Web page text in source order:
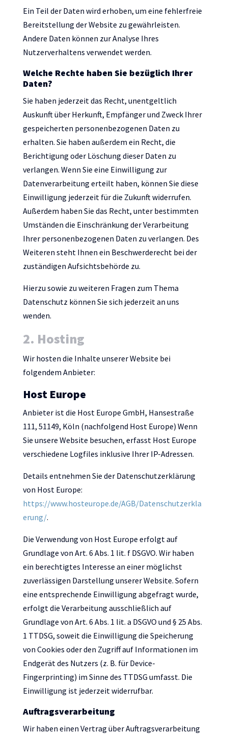
Ein Teil der Daten wird erhoben, um eine fehlerfreie
Bereitstellung der Website zu gewährleisten.
Andere Daten können zur Analyse Ihres
Nutzerverhaltens verwendet werden.
Welche Rechte haben Sie bezüglich Ihrer
Daten?
Sie haben jederzeit das Recht, unentgeltlich
Auskunft über Herkunft, Empfänger und Zweck Ihrer
gespeicherten personenbezogenen Daten zu
erhalten. Sie haben außerdem ein Recht, die
Berichtigung oder Löschung dieser Daten zu
verlangen. Wenn Sie eine Einwilligung zur
Datenverarbeitung erteilt haben, können Sie diese
Einwilligung jederzeit für die Zukunft widerrufen.
Außerdem haben Sie das Recht, unter bestimmten
Umständen die Einschränkung der Verarbeitung
Ihrer personenbezogenen Daten zu verlangen. Des
Weiteren steht Ihnen ein Beschwerderecht bei der
zuständigen Aufsichtsbehörde zu.
Hierzu sowie zu weiteren Fragen zum Thema
Datenschutz können Sie sich jederzeit an uns
wenden.
2. Hosting
Wir hosten die Inhalte unserer Website bei
folgendem Anbieter:
Host Europe
Anbieter ist die Host Europe GmbH, Hansestraße
111, 51149, Köln (nachfolgend Host Europe) Wenn
Sie unsere Website besuchen, erfasst Host Europe
verschiedene Logfiles inklusive Ihrer IP-Adressen.
Details entnehmen Sie der Datenschutzerklärung
von Host Europe:
https://www.hosteurope.de/AGB/Datenschutzerkla
erung/.
Die Verwendung von Host Europe erfolgt auf
Grundlage von Art. 6 Abs. 1 lit. f DSGVO. Wir haben
ein berechtigtes Interesse an einer möglichst
zuverlässigen Darstellung unserer Website. Sofern
eine entsprechende Einwilligung abgefragt wurde,
erfolgt die Verarbeitung ausschließlich auf
Grundlage von Art. 6 Abs. 1 lit. a DSGVO und § 25 Abs.
1 TTDSG, soweit die Einwilligung die Speicherung
von Cookies oder den Zugriff auf Informationen im
Endgerät des Nutzers (z. B. für Device-
Fingerprinting) im Sinne des TTDSG umfasst. Die
Einwilligung ist jederzeit widerrufbar.
Auftragsverarbeitung
Wir haben einen Vertrag über Auftragsverarbeitung